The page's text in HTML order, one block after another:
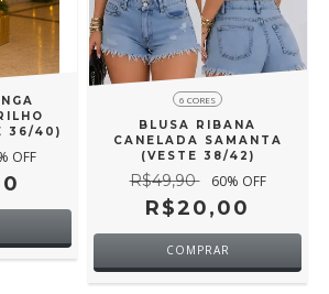
36/40)
OFF
6 CORES
BLUSA RIBANA
CANELADA SAMANTA
(VESTE 38/42)
R$49,90 60% OFF
R$20,00
COMPRAR